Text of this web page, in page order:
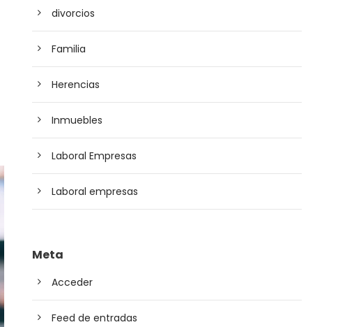
divorcios
Familia
Herencias
Inmuebles
Laboral Empresas
Laboral empresas
Meta
Acceder
Feed de entradas